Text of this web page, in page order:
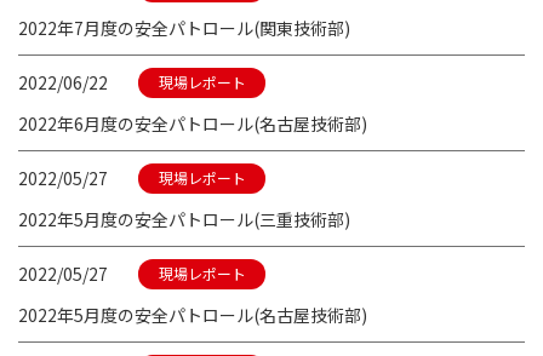
2022年7月度の安全パトロール(関東技術部)
2022/06/22 現場レポート
2022年6月度の安全パトロール(名古屋技術部)
2022/05/27 現場レポート
2022年5月度の安全パトロール(三重技術部)
2022/05/27 現場レポート
2022年5月度の安全パトロール(名古屋技術部)